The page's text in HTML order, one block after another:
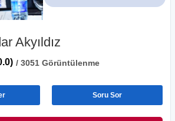
Akyıldız
/ 3051 Görüntülenme
Soru Sor